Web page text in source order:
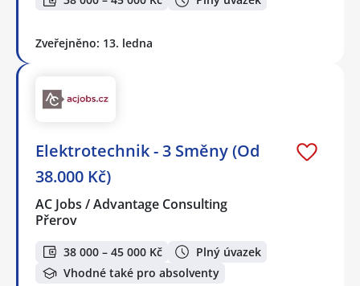
Zveřejněno: 13. ledna
Elektrotechnik - 3 Směny (Od
38.000 Kč)
AC Jobs / Advantage Consulting
Přerov
38 000 – 45 000 Kč
Plný úvazek
Vhodné také pro absolventy